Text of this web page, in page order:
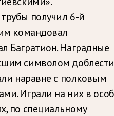
получил 6-й
командовал
Багратион. Наградные
символом доблести
наравне с полковым
Играли на них в
по специальному